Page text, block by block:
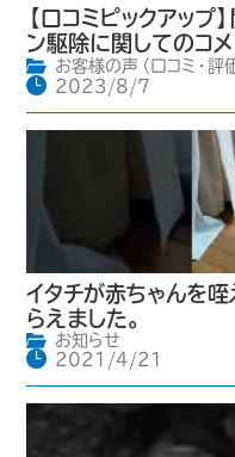
【口コミピックアップ
ン駆除に関してのコメ
お客様の声（口コミ・評価
2023/8/7
イタチが赤ちゃんを
らえました。
お知らせ
2021/4/21